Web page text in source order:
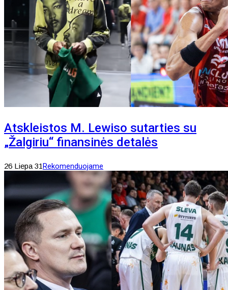
Atskleistos M. Lewiso sutarties su
„Žalgiriu“ finansinės detalės
26 Liepa 31Rekomenduojame